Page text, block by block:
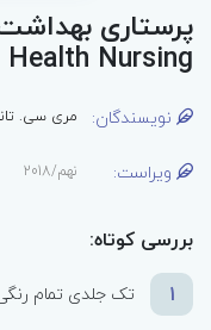
Nursing
نویسندگان: مری سی.
ویراست: نهم/2018
بررسی کوتاه:
1
تک جلدی تمام